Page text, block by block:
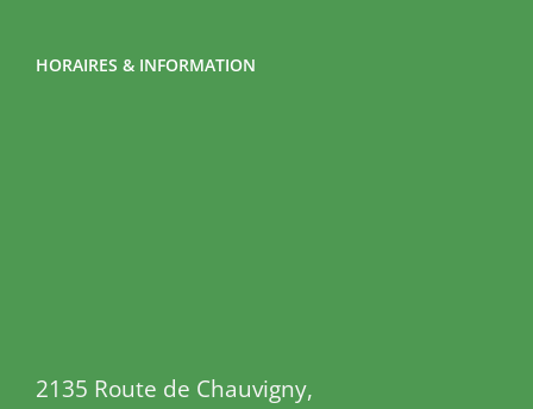
HORAIRES & INFORMATION
2135 Route de Chauvigny,